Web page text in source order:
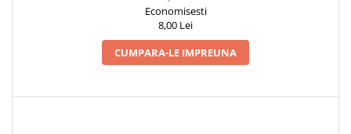
Economisesti
8,00 Lei
CUMPARA-LE IMPREUNA